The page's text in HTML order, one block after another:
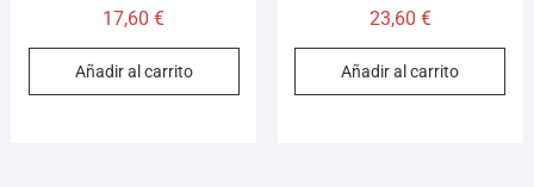
17,60€
Añadir al carrito
23,60 €
Añadir al carrito